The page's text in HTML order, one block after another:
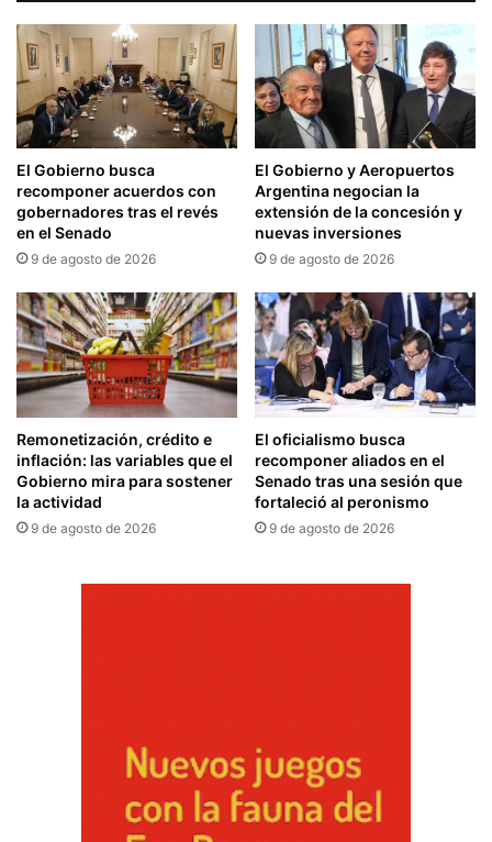
El Gobierno busca
recomponer acuerdos con
gobernadores tras el revés
en el Senado
9 de agosto de 2026
El Gobierno y Aeropuertos
Argentina negocian la
extensión de la concesión y
nuevas inversiones
9 de agosto de 2026
Remonetización, crédito e
inflación: las variables que el
Gobierno mira para sostener
la actividad
9 de agosto de 2026
El oficialismo busca
recomponer aliados en el
Senado tras una sesión que
fortaleció al peronismo
9 de agosto de 2026